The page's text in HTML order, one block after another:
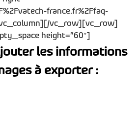
france.fr%2Ffaq-
vc_column][/vc_row][vc_row]
height=”60″]
les informations
à exporter :